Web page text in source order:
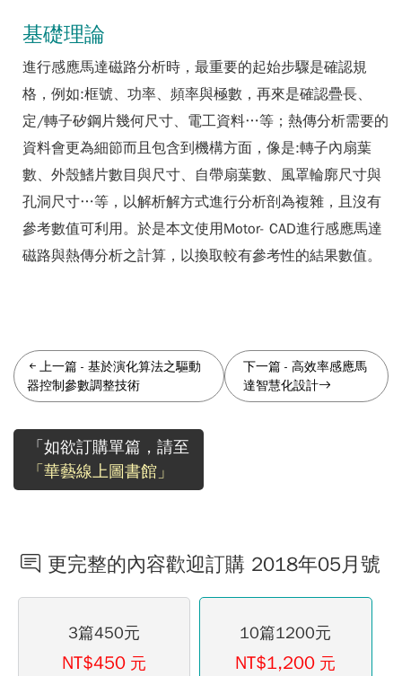
基礎理論
進行感應馬達磁路分析時，最重要的起始步驟是確認規
格，例如:框號、功率、頻率與極數，再來是確認疊長、
定/轉子矽鋼片幾何尺寸、電工資料…等；熱傳分析需要的
資料會更為細節而且包含到機構方面，像是:轉子內扇葉
數、外殼鰭片數目與尺寸、自帶扇葉數、風罩輪廓尺寸與
孔洞尺寸…等，以解析解方式進行分析剖為複雜，且沒有
參考數值可利用。於是本文使用Motor- CAD進行感應馬達
磁路與熱傳分析之計算，以換取較有參考性的結果數值。
上一篇 - 基於演化算法之驅動
器控制參數調整技術
下一篇 -高效率感應馬
達智慧化設計
「如欲訂購單篇，請至
「華藝線上圖書館」
更完整的內容歡迎訂購 2018年05月號
3篇450元
NT$450 元
10篇1200元
NT$1,200 元